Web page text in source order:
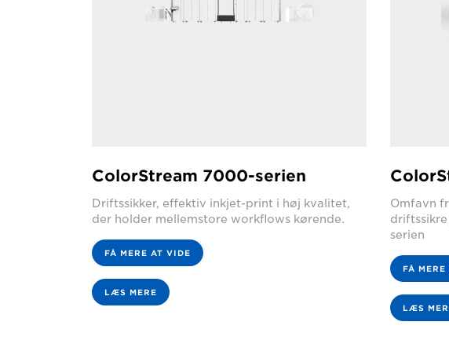
ColorStream 7000-serien
Driftssikker, effektiv inkjet-print i høj kvalitet,
der holder mellemstore workflows kørende.
FÅ MERE AT VIDE
LÆS MERE
Omfavn
serien
FÅ
LÆS